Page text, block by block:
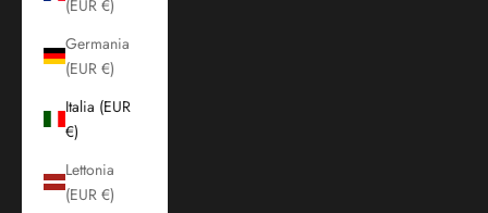
(EUR €)
Germania
(EUR €)
Italia (EUR
€)
Lettonia
(EUR €)